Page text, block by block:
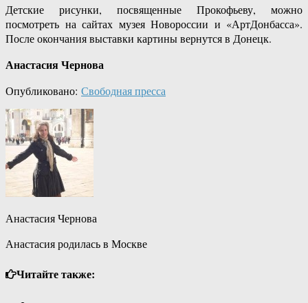
Детские рисунки, посвященные Прокофьеву, можно
посмотреть на сайтах музея Новороссии и «АртДонбасса».
После окончания выставки картины вернутся в Донецк.
Анастасия Чернова
Опубликовано: Свободная пресса
Анастасия Чернова
Анастасия родилась в Москве
Читайте также: